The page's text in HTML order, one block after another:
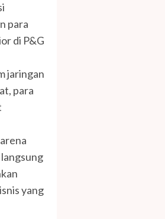
para
di P&G
jaringan
para
yang